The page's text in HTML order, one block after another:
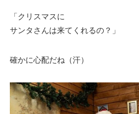
「クリスマスに
サンタさんは来てくれるの？」
確かに心配だね（汗）